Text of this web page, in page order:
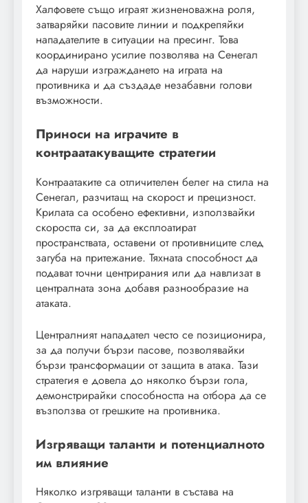
Халфовете също играят жизненоважна роля,
затваряйки пасовите линии и подкрепяйки
нападателите в ситуации на пресинг. Това
координирано усилие позволява на Сенегал
да наруши изграждането на играта на
противника и да създаде незабавни голови
възможности.
Приноси на играчите в
контраатакуващите стратегии
Контраатаките са отличителен белег на стила на
Сенегал, разчитащ на скорост и прецизност.
Крилата са особено ефективни, използвайки
скоростта си, за да експлоатират
пространствата, оставени от противниците след
загуба на притежание. Тяхната способност да
подават точни центрирания или да навлизат в
централната зона добавя разнообразие на
атаката.
Централният нападател често се позиционира,
за да получи бързи пасове, позволявайки
бързи трансформации от защита в атака. Тази
стратегия е довела до няколко бързи гола,
демонстрирайки способността на отбора да се
възползва от грешките на противника.
Изгряващи таланти и потенциалното
им влияние
Няколко изгряващи таланти в състава на